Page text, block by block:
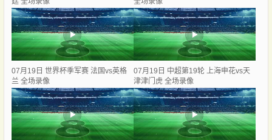
07月19日 世界杯季军赛 法国vs英格
兰 全场录像
07月19日 中超第19轮 上海申花vs天
津津门虎 全场录像